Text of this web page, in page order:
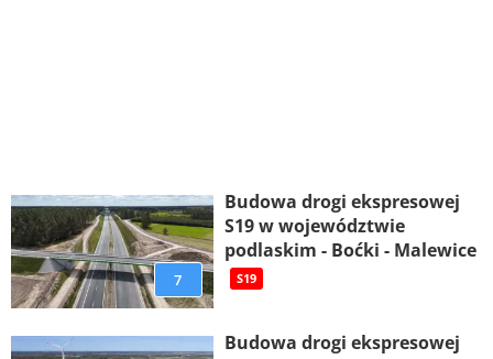
7
Budowa drogi ekspresowej
S19 w województwie
podlaskim - Boćki - Malewice
S19
Budowa drogi ekspresowej